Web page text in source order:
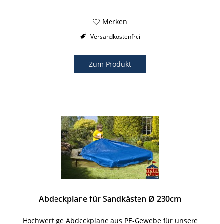
Merken
Versandkostenfrei
Zum Produkt
Abdeckplane für Sandkästen Ø 230cm
Hochwertige Abdeckplane aus PE-Gewebe für unsere